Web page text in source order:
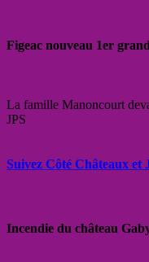
Figeac nouveau 1er
La famille Manoncourt
JPS
Suivez Côté Châteaux et
Incendie du château